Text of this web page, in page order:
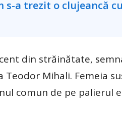
din străinătate,
Mihali. Femeia
comun de pe palierul